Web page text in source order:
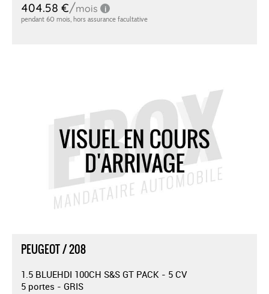
PEUGEOT / 208
1.5 BLUEHDI 100CH S&S GT PACK - 5 CV
5 portes - GRIS